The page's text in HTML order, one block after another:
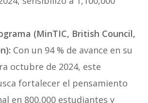
(MinTIC, British Council,
Con un 94 % de avance en su
octubre de 2024, este
fortalecer el pensamiento
en 800,000 estudiantes y